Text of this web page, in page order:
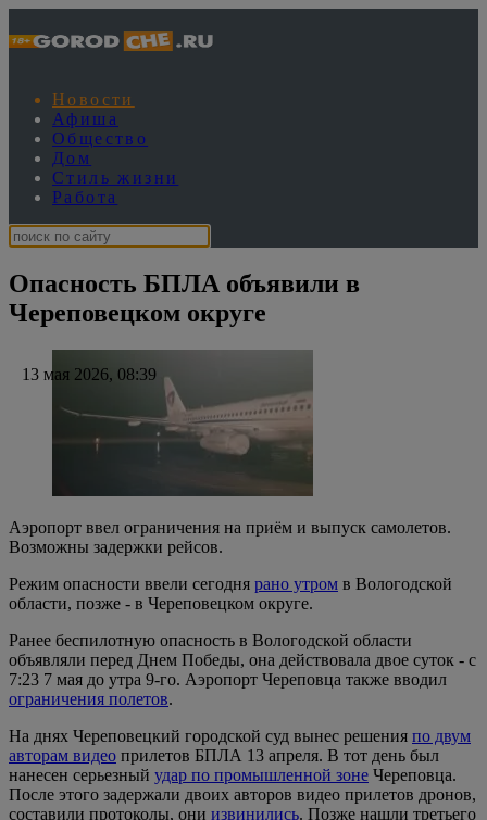
Новости
Афиша
Общество
Дом
Стиль жизни
Работа
Опасность БПЛА объявили в
Череповецком округе
13 мая 2026, 08:39
Аэропорт ввел ограничения на приём и выпуск самолетов.
Возможны задержки рейсов.
Режим опасности ввели сегодня рано утром в Вологодской
области, позже - в Череповецком округе.
Ранее беспилотную опасность в Вологодской области
объявляли перед Днем Победы, она действовала двое суток - с
7:23 7 мая до утра 9-го. Аэропорт Череповца также вводил
ограничения полетов.
На днях Череповецкий городской суд вынес решения по двум
авторам видео прилетов БПЛА 13 апреля. В тот день был
нанесен серьезный удар по промышленной зоне Череповца.
После этого задержали двоих авторов видео прилетов дронов,
составили протоколы, они извинились. Позже нашли третьего